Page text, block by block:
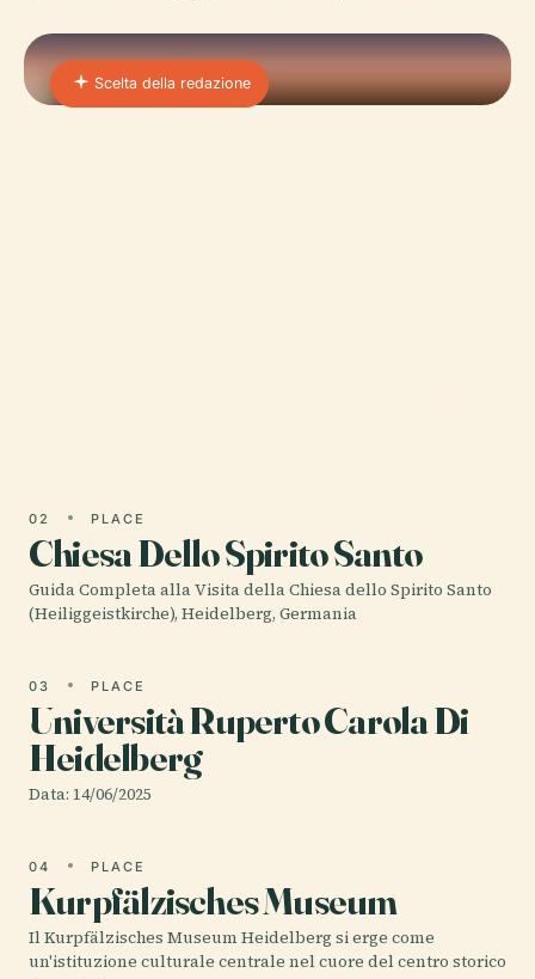
Scelta della redazione
02 PLACE
Chiesa Dello Spirito Santo
Guida Completa alla Visita della Chiesa dello Spirito Santo
(Heiliggeistkirche), Heidelberg, Germania
03 PLACE
Università Ruperto Carola Di
Heidelberg
Data: 14/06/2025
04 PLACE
Kurpfälzisches Museum
Il Kurpfälzisches Museum Heidelberg si erge come
un'istituzione culturale centrale nel cuore del centro storico